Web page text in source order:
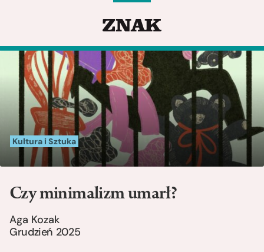
Kultura i Sztuka
Czy minimalizm umarł?
Aga Kozak
Grudzień 2025